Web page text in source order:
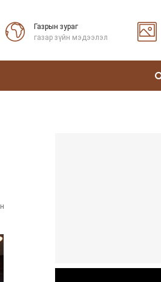
Газрын зураг
газар зүйн мэдээлэл